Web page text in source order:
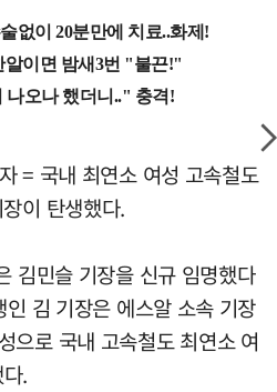
= 국내 최연소 여성 고속철도
이 탄생했다.
김민슬 기장을 신규 임명했다
김 기장은 에스알 소속 기장
으로 국내 고속철도 최연소 여
.